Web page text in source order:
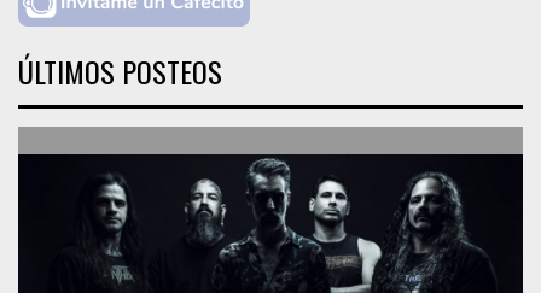
ÚLTIMOS POSTEOS